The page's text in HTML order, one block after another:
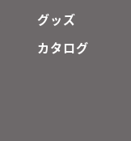
グッズ
カタログ